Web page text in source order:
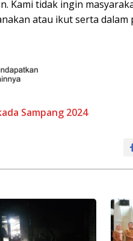
Kami tidak ingin
atau ikut serta dalam
Sampang 2024